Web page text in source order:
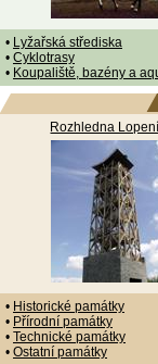
• Lyžařská střediska
• Cyklotrasy
• Koupaliště, bazény a
Rozhledna
• Historické památky
• Přírodní památky
• Technické památky
• Ostatní památky